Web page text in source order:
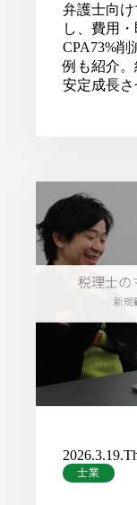
弁護士向
し、費用
CPA73%
例も紹介
安定成長さ
士業